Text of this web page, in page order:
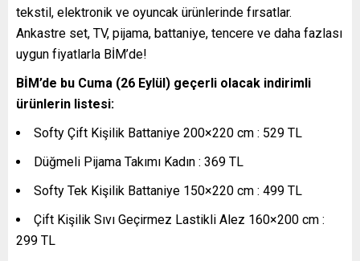
tekstil, elektronik ve oyuncak ürünlerinde fırsatlar.
Ankastre set, TV, pijama, battaniye, tencere ve daha fazlası
uygun fiyatlarla BİM’de!
BİM’de bu Cuma (26 Eylül) geçerli olacak indirimli
ürünlerin listesi:
Softy Çift Kişilik Battaniye 200×220 cm : 529 TL
Düğmeli Pijama Takımı Kadın : 369 TL
Softy Tek Kişilik Battaniye 150×220 cm : 499 TL
Çift Kişilik Sıvı Geçirmez Lastikli Alez 160×200 cm :
299 TL